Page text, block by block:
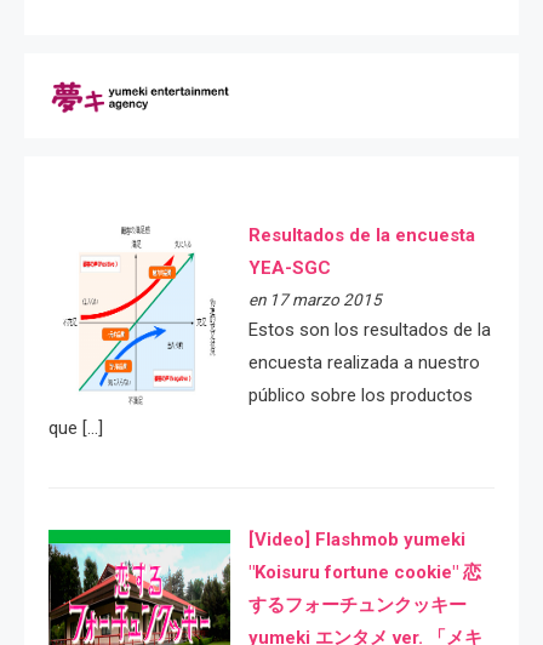
Resultados de la encuesta
YEA-SGC
en 17 marzo 2015
Estos son los resultados de la
encuesta realizada a nuestro
público sobre los productos
que […]
[Video] Flashmob yumeki
"Koisuru fortune cookie" 恋
するフォーチュンクッキー
yumeki エンタメ ver. 「メキ